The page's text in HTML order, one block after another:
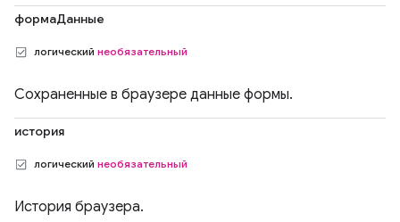
формаДанные
логический необязательный
Сохраненные в браузере данные формы.
история
логический необязательный
История браузера.